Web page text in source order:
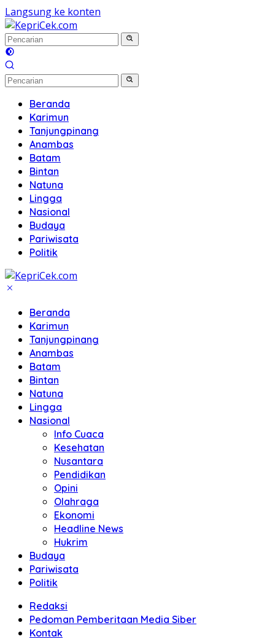
Langsung ke konten
Beranda
Karimun
Tanjungpinang
Anambas
Batam
Bintan
Natuna
Lingga
Nasional
Budaya
Pariwisata
Politik
Beranda
Karimun
Tanjungpinang
Anambas
Batam
Bintan
Natuna
Lingga
Nasional
Info Cuaca
Kesehatan
Nusantara
Pendidikan
Opini
Olahraga
Ekonomi
Headline News
Hukrim
Budaya
Pariwisata
Politik
Redaksi
Pedoman Pemberitaan Media Siber
Kontak